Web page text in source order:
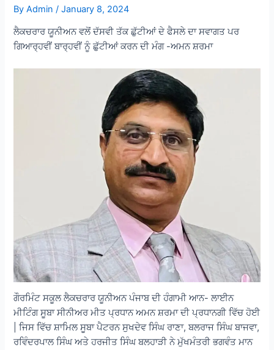
ByAdmin/January 8, 2024
ਲੈਕਚਰਾਰ ਯੂਨੀਅਨ ਵਲੋਂ ਦੱਸਵੀ ਤੱਕ ਛੁੱਟੀਆਂ ਦੇ ਫੈਸਲੇ ਦਾ ਸਵਾਗਤ ਪਰ
ਗਿਆਰ੍ਹਵੀਂ ਬਾਰ੍ਹਵੀਂ ਨੂੰ ਛੁੱਟੀਆਂ ਕਰਨ ਦੀ ਮੰਗ -ਅਮਨ ਸ਼ਰਮਾ
ਗੌਰਮਿੰਟ ਸਕੂਲ ਲੈਕਚਰਾਰ ਯੂਨੀਅਨ ਪੰਜਾਬ ਦੀ ਹੰਗਾਮੀ ਆਨ- ਲਾਈਨ
ਮੀਟਿੰਗ ਸੂਬਾ ਸੀਨੀਅਰ ਮੀਤ ਪ੍ਰਧਾਨ ਅਮਨ ਸ਼ਰਮਾ ਦੀ ਪ੍ਰਧਾਨਗੀ ਵਿੱਚ ਹੋਈ
| ਜਿਸ ਵਿੱਚ ਸ਼ਾਮਿਲ ਸੂਬਾ ਪੈਟਰਨ ਸੁਖਦੇਵ ਸਿੰਘ ਰਾਣਾ, ਬਲਰਾਜ ਸਿੰਘ ਬਾਜਵਾ,
ਰਵਿੰਦਰਪਾਲ ਸਿੰਘ ਅਤੇ ਹਰਜੀਤ ਸਿੰਘ ਬਲਹਾੜੀ ਨੇ ਮੁੱਖਮੰਤਰੀ ਭਗਵੰਤ ਮਾਨ